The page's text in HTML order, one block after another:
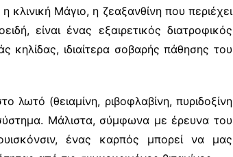
Μάγιο, η ζεαξανθίνη που περιέχει
είναι ένας εξαιρετικός διατροφικός
ιδιαίτερα σοβαρής πάθησης του
λωτό (θειαμίνη, ριβοφλαβίνη, πυριδοξίνη
Μάλιστα, σύμφωνα με έρευνα του
ένας καρπός μπορεί να μας